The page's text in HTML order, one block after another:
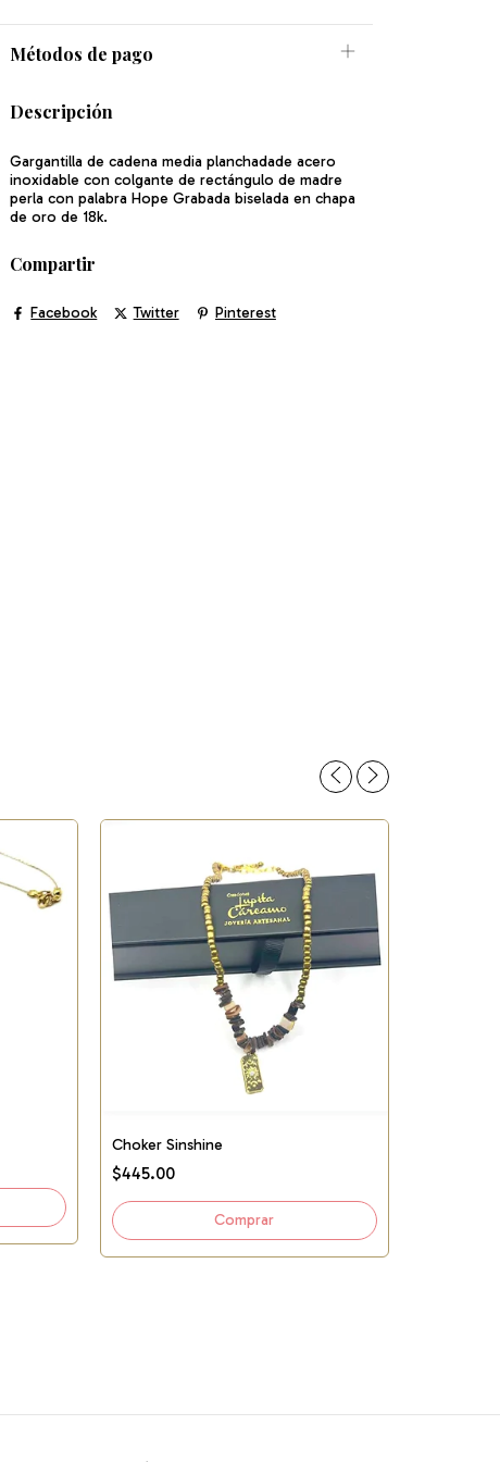
Métodos de pago
Descripción
Gargantilla de cadena media planchadade acero
inoxidable con colgante de rectángulo de madre
perla con palabra Hope Grabada biselada en chapa
de oro de 18k.
Compartir
Facebook Twitter Pinterest
Choker Sinshine
$445.00